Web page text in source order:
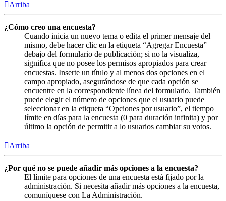
Arriba
¿Cómo creo una encuesta?
Cuando inicia un nuevo tema o edita el primer mensaje del
mismo, debe hacer clic en la etiqueta “Agregar Encuesta”
debajo del formulario de publicación; si no la visualiza,
significa que no posee los permisos apropiados para crear
encuestas. Inserte un título y al menos dos opciones en el
campo apropiado, asegurándose de que cada opción se
encuentre en la correspondiente línea del formulario. También
puede elegir el número de opciones que el usuario puede
seleccionar en la etiqueta “Opciones por usuario”, el tiempo
límite en días para la encuesta (0 para duración infinita) y por
último la opción de permitir a lo usuarios cambiar su votos.
Arriba
¿Por qué no se puede añadir más opciones a la encuesta?
El límite para opciones de una encuesta está fijado por la
administración. Si necesita añadir más opciones a la encuesta,
comuníquese con La Administración.